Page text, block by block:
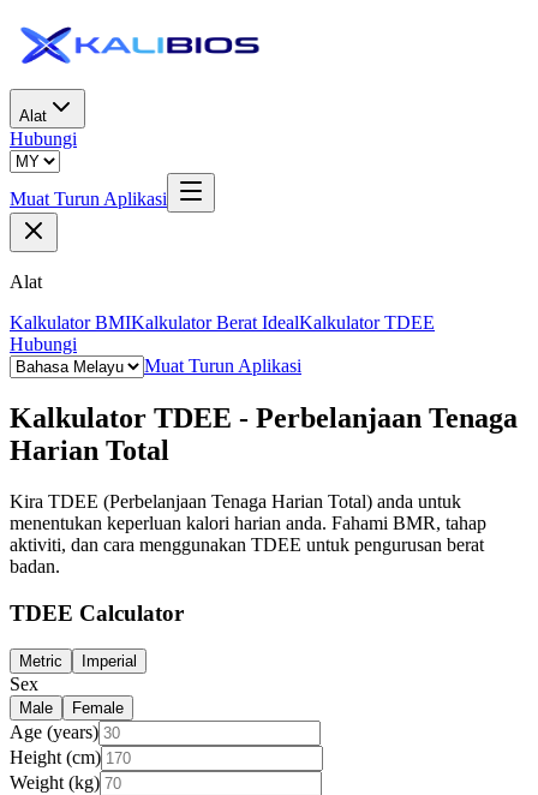
Alat
Hubungi
Muat Turun Aplikasi
Alat
Kalkulator BMIKalkulator Berat IdealKalkulator TDEE
Hubungi
Muat Turun Aplikasi
Kalkulator TDEE - Perbelanjaan Tenaga
Harian Total
Kira TDEE (Perbelanjaan Tenaga Harian Total) anda untuk
menentukan keperluan kalori harian anda. Fahami BMR, tahap
aktiviti, dan cara menggunakan TDEE untuk pengurusan berat
badan.
TDEE Calculator
Metric Imperial
Sex
Male Female
Age (years)
Height (cm)
Weight (kg)